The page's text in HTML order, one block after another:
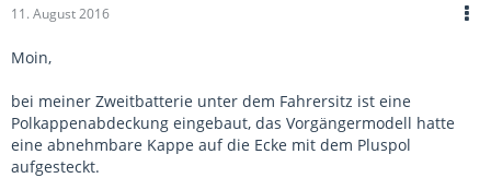
11. August 2016
Moin,
bei meiner Zweitbatterie unter dem Fahrersitz ist eine
Polkappenabdeckung eingebaut, das Vorgängermodell hatte
eine abnehmbare Kappe auf die Ecke mit dem Pluspol
aufgesteckt.